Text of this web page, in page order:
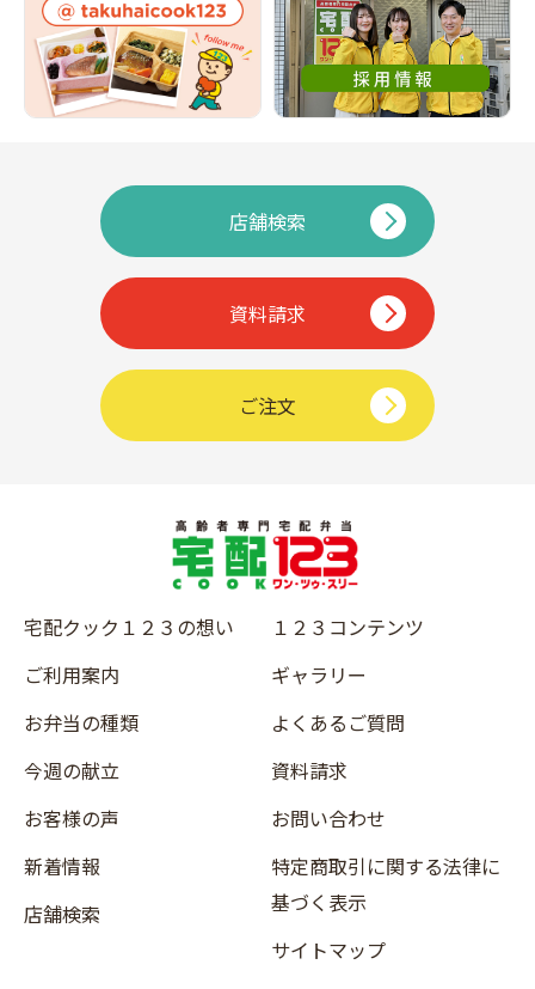
店舗検索
資料請求
ご注文
宅配クック１２３の想い
ご利用案内
お弁当の種類
今週の献立
お客様の声
新着情報
店舗検索
１２３コンテンツ
ギャラリー
よくあるご質問
資料請求
お問い合わせ
特定商取引に関する法律に
基づく表示
サイトマップ